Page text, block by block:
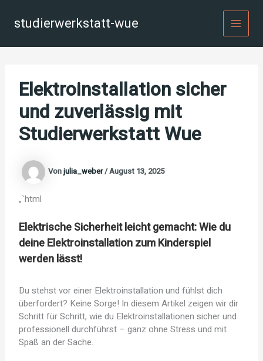
Inhalt
springenstudierwerkstatt-wue
Elektroinstallation sicher
und zuverlässig mit
Studierwerkstatt Wue
Vonjulia_weber/August 13, 2025
„`html
Elektrische Sicherheit leicht gemacht: Wie du
deine Elektroinstallation zum Kinderspiel
werden lässt!
Du stehst vor einer Elektroinstallation und fühlst dich
überfordert? Keine Sorge! In diesem Artikel zeigen wir dir
Schritt für Schritt, wie du Elektroinstallationen sicher und
professionell durchführst – ganz ohne Stress und mit
Spaß an der Sache.